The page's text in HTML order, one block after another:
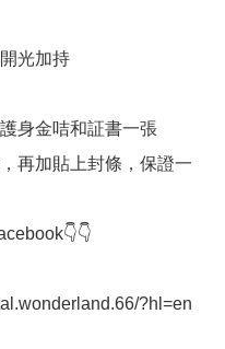
光加持
身金咭和証書一張
再加貼上封條，保證一
?hl=en